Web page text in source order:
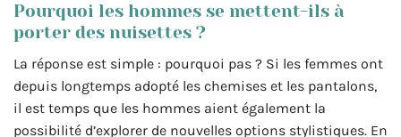
Pourquoi les hommes se mettent-ils à
porter des nuisettes ?
La réponse est simple : pourquoi pas ? Si les femmes ont
depuis longtemps adopté les chemises et les pantalons,
il est temps que les hommes aient également la
possibilité d’explorer de nouvelles options stylistiques. En